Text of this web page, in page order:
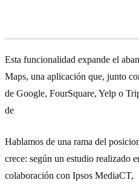
Esta funcionalidad expande el
Maps, una aplicación que, junto
de Google, FourSquare, Yelp o
de
Hablamos de una rama del
crece: según un estudio realizado
colaboración con Ipsos MediaCT,